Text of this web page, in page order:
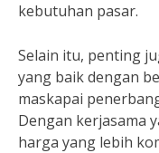
kebutuhan pasar.
Selain itu, penting
yang baik dengan
maskapai
Dengan kerjasama
harga yang lebih